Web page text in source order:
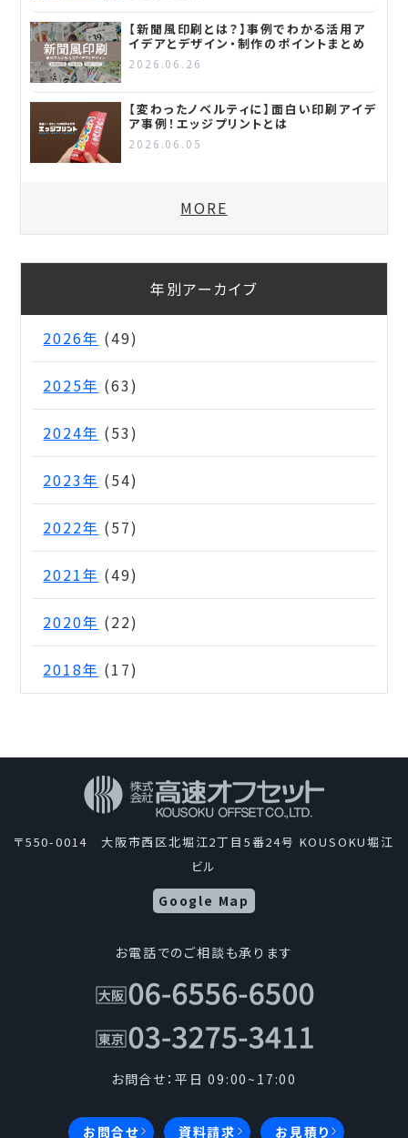
【新聞風印刷とは？】事例でわかる活用ア
イデアとデザイン・制作のポイントまとめ
2026.06.26
【変わったノベルティに】面白い印刷アイデ
ア事例！エッジプリントとは
2026.06.05
MORE
年別アーカイブ
2026年 (49)
2025年 (63)
2024年 (53)
2023年 (54)
2022年 (57)
2021年 (49)
2020年 (22)
2018年 (17)
〒550-0014 大阪市西区北堀江2丁目5番24号 KOUSOKU堀江
ビル
Google Map
お電話でのご相談も承ります
お問合せ：平日 09:00~17:00
お問合せ 資料請求 お見積り